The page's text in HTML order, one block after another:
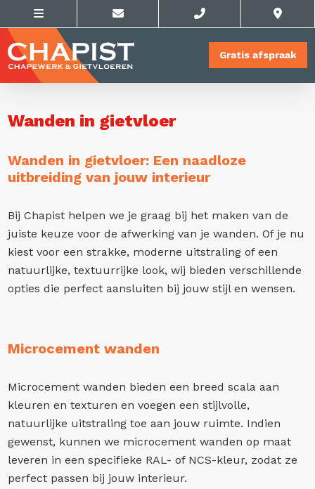
Gratis afspraak
Wanden in gietvloer
Wanden in gietvloer: Een naadloze
uitbreiding van jouw interieur
Bij Chapist helpen we je graag bij het maken van de
juiste keuze voor de afwerking van je wanden. Of je nu
kiest voor een strakke, moderne uitstraling of een
natuurlijke, textuurrijke look, wij bieden verschillende
opties die perfect aansluiten bij jouw stijl en wensen.
Microcement wanden
Microcement wanden bieden een breed scala aan
kleuren en texturen en voegen een stijlvolle,
natuurlijke uitstraling toe aan jouw ruimte. Indien
gewenst, kunnen we microcement wanden op maat
leveren in een specifieke RAL- of NCS-kleur, zodat ze
perfect passen bij jouw interieur.